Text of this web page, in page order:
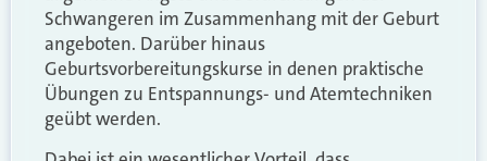
Schwangeren im Zusammenhang mit der Geburt
angeboten. Darüber hinaus
Geburtsvorbereitungskurse in denen praktische
Übungen zu Entspannungs- und Atemtechniken
geübt werden.